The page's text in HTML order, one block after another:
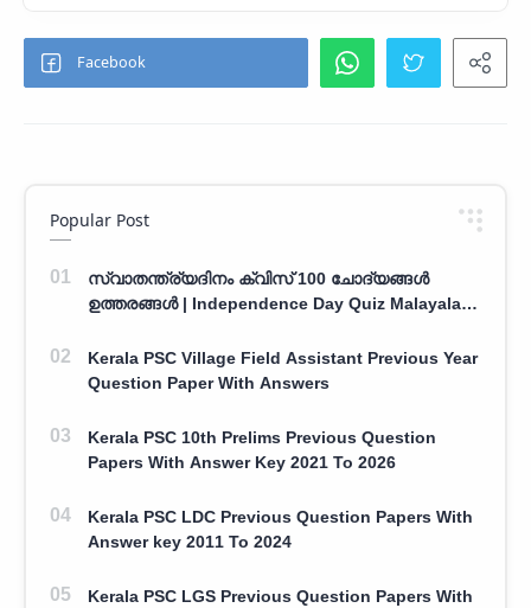
Popular Post
സ്വാതന്ത്ര്യദിനം ക്വിസ് 100 ചോദ്യങ്ങൾ
ഉത്തരങ്ങൾ | Independence Day Quiz Malayalam
Kerala PSC Village Field Assistant Previous Year
Question Paper With Answers
Kerala PSC 10th Prelims Previous Question
Papers With Answer Key 2021 To 2026
Kerala PSC LDC Previous Question Papers With
Answer key 2011 To 2024
Kerala PSC LGS Previous Question Papers With